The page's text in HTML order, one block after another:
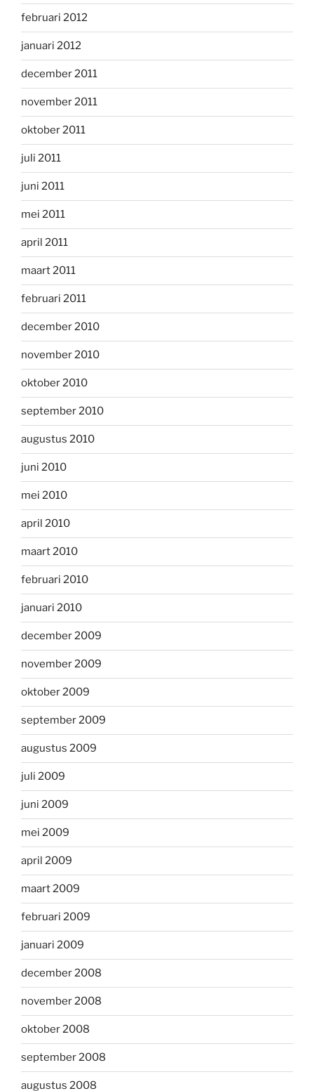
februari 2012
januari 2012
december 2011
november 2011
oktober 2011
juli 2011
juni 2011
mei 2011
april 2011
maart 2011
februari 2011
december 2010
november 2010
oktober 2010
september 2010
augustus 2010
juni 2010
mei 2010
april 2010
maart 2010
februari 2010
januari 2010
december 2009
november 2009
oktober 2009
september 2009
augustus 2009
juli 2009
juni 2009
mei 2009
april 2009
maart 2009
februari 2009
januari 2009
december 2008
november 2008
oktober 2008
september 2008
augustus 2008